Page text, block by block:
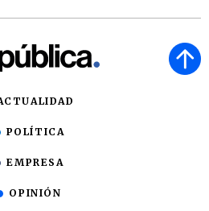
POLÍTICA
EMPRESA
OPINIÓN